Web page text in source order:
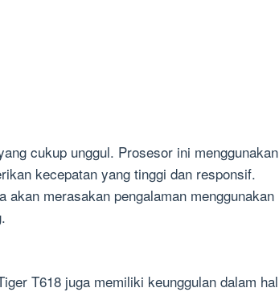
cukup unggul. Prosesor ini menggunakan
kecepatan yang tinggi dan responsif.
akan merasakan pengalaman menggunakan
T618 juga memiliki keunggulan dalam hal